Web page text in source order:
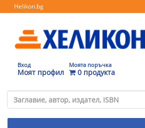
Helikon.bg
Вход
Моят профил
Моята поръчка
0 продукта